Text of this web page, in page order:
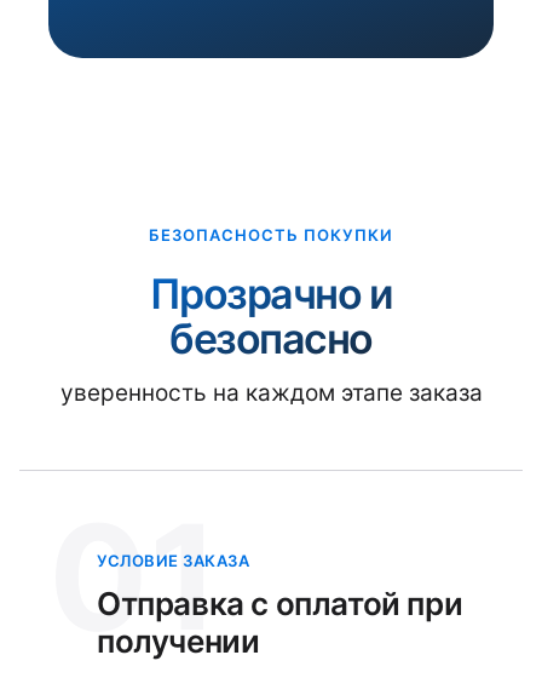
БЕЗОПАСНОСТЬ ПОКУПКИ
Прозрачно и
безопасно
уверенность на каждом этапе заказа
01
УСЛОВИЕ ЗАКАЗА
Отправка с оплатой при
получении